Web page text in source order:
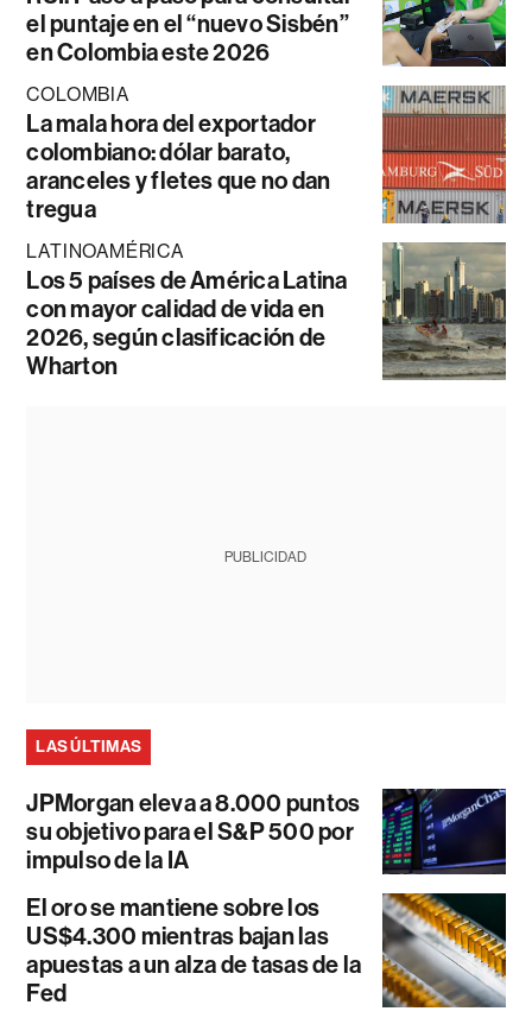
el puntaje en el “nuevo Sisbén”
en Colombia este 2026
COLOMBIA
La mala hora del exportador
colombiano: dólar barato,
aranceles y fletes que no dan
tregua
LATINOAMÉRICA
Los 5 países de América Latina
con mayor calidad de vida en
2026, según clasificación de
Wharton
PUBLICIDAD
LAS ÚLTIMAS
JPMorgan eleva a 8.000 puntos
su objetivo para el S&P 500 por
impulso de la IA
El oro se mantiene sobre los
US$4.300 mientras bajan las
apuestas a un alza de tasas de la
Fed